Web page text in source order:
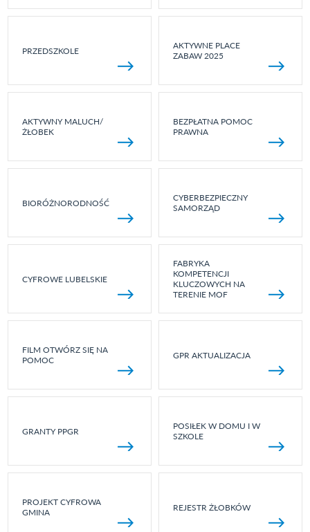
PRZEDSZKOLE
AKTYWNE PLACE
ZABAW 2025
AKTYWNY MALUCH/
ŻŁOBEK
BEZPŁATNA POMOC
PRAWNA
BIORÓŻNORODNOŚĆ
CYBERBEZPIECZNY
SAMORZĄD
CYFROWE LUBELSKIE
FABRYKA
KOMPETENCJI
KLUCZOWYCH NA
TERENIE MOF
FILM OTWÓRZ SIĘ NA
POMOC
GPR AKTUALIZACJA
GRANTY PPGR
POSIŁEK W DOMU I W
SZKOLE
PROJEKT CYFROWA
GMINA
REJESTR ŻŁOBKÓW